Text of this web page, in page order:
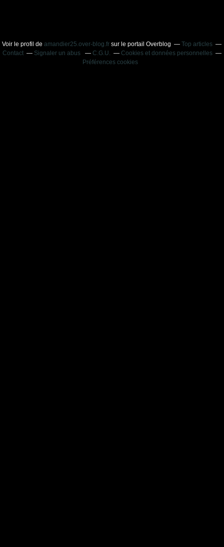
Voir le profil deamandier25.over-blog.fr sur le portail Overblog
Top articles
Contact
Signaler un abus C.G.U.
Cookies et données personnelles
Préférences cookies